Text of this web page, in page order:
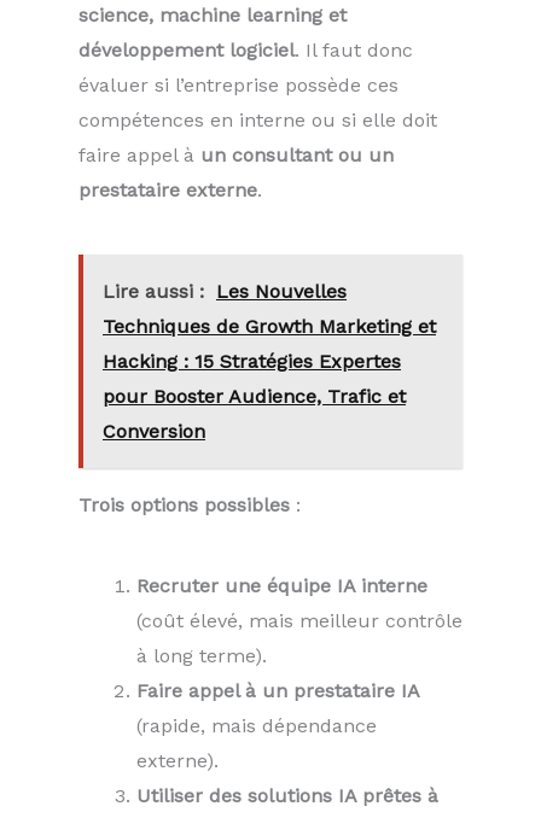
science, machine learning et
développement logiciel. Il faut donc
évaluer si l’entreprise possède ces
compétences en interne ou si elle doit
faire appel à un consultant ou un
prestataire externe.
Lire aussi : Les Nouvelles
Techniques de Growth Marketing et
Hacking : 15 Stratégies Expertes
pour Booster Audience, Trafic et
Conversion
Trois options possibles :
Recruter une équipe IA interne
(coût élevé, mais meilleur contrôle
à long terme).
Faire appel à un prestataire IA
(rapide, mais dépendance
externe).
Utiliser des solutions IA prêtes à